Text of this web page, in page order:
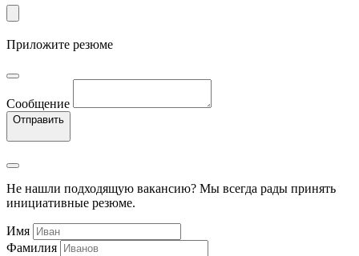
Приложите резюме
Сообщение
Отправить
Не нашли подходящую вакансию? Мы всегда рады принять
инициативные резюме.
Имя
Фамилия